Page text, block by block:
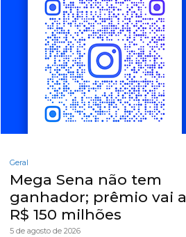
Geral
Mega Sena não tem
ganhador; prêmio vai a
R$ 150 milhões
5 de agosto de 2026